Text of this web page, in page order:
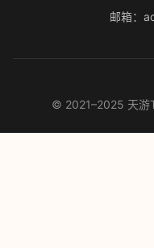
邮箱：
© 2021–2025 天游